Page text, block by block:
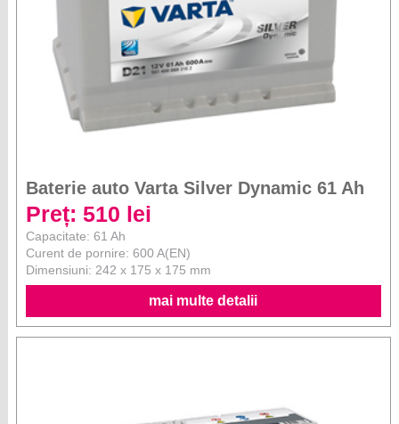
Baterie auto Varta Silver Dynamic 61 Ah
Preț: 510 lei
Capacitate: 61 Ah
Curent de pornire: 600 A(EN)
Dimensiuni: 242 x 175 x 175 mm
mai multe detalii